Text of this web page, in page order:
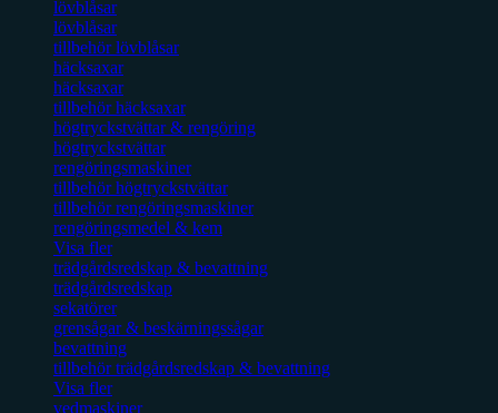
lövblåsar
lövblåsar
tillbehör lövblåsar
häcksaxar
häcksaxar
tillbehör häcksaxar
högtryckstvättar & rengöring
högtryckstvättar
rengöringsmaskiner
tillbehör högtryckstvättar
tillbehör rengöringsmaskiner
rengöringsmedel & kem
Visa fler
trädgårdsredskap & bevattning
trädgårdsredskap
sekatörer
grensågar & beskärningssågar
bevattning
tillbehör trädgårdsredskap & bevattning
Visa fler
vedmaskiner